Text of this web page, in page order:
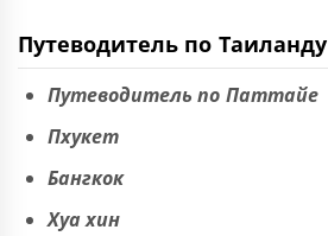
Путеводитель по Таиланду
Путеводитель по Паттайе
Пхукет
Бангкок
Хуа хин